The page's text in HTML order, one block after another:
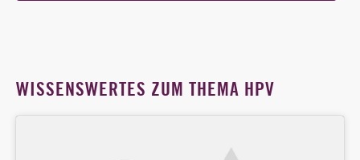
WISSENSWERTES ZUM THEMA HPV